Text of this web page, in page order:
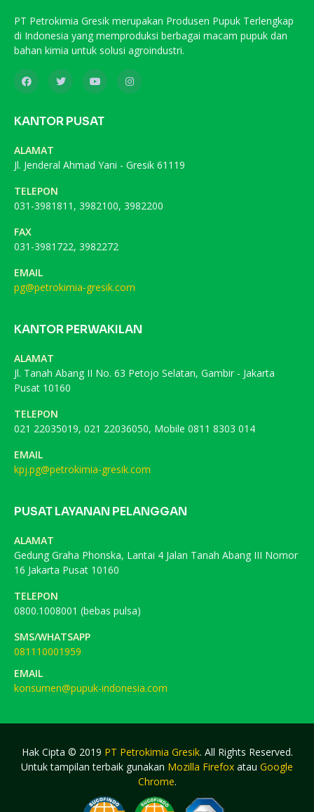
PT Petrokimia Gresik merupakan Produsen Pupuk Terlengkap
di Indonesia yang memproduksi berbagai macam pupuk dan
bahan kimia untuk solusi agroindustri.
KANTOR PUSAT
ALAMAT
Jl. Jenderal Ahmad Yani - Gresik 61119
TELEPON
031-3981811, 3982100, 3982200
FAX
031-3981722, 3982272
EMAIL
pg@petrokimia-gresik.com
KANTOR PERWAKILAN
ALAMAT
Jl. Tanah Abang II No. 63 Petojo Selatan, Gambir - Jakarta
Pusat 10160
TELEPON
021 22035019, 021 22036050, Mobile 0811 8303 014
EMAIL
kpj.pg@petrokimia-gresik.com
PUSAT LAYANAN PELANGGAN
ALAMAT
Gedung Graha Phonska, Lantai 4 Jalan Tanah Abang III Nomor
16 Jakarta Pusat 10160
TELEPON
0800.1008001 (bebas pulsa)
SMS/WHATSAPP
081110001959
EMAIL
konsumen@pupuk-indonesia.com
Hak Cipta © 2019 PT Petrokimia Gresik. All Rights Reserved.
Untuk tampilan terbaik gunakan Mozilla Firefox atau Google
Chrome.